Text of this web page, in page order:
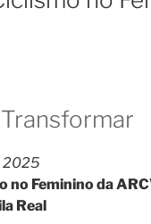
2025
no Feminino da
Real